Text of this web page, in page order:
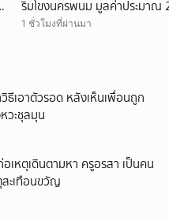
ริมโขงนครพนม มูลค่าประมาณ
ล้านบาท
1 ชั่วโมงที่ผ่านมา
ธีเอาตัวรอด หลังเห็นเพื่อนถูก
วะชุลมุน
เหตุเดินตามหา ครูอรสา เป็นคน
สะเทือนขวัญ